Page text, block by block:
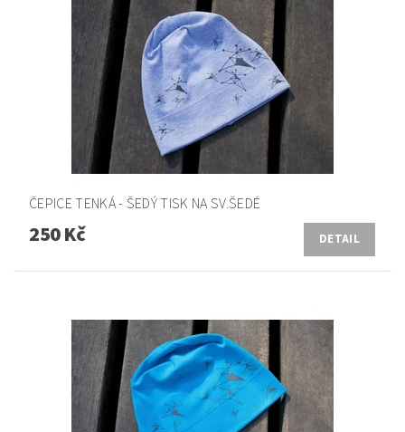
ČEPICE TENKÁ - ŠEDÝ TISK NA SV.ŠEDÉ
250 Kč DETAIL